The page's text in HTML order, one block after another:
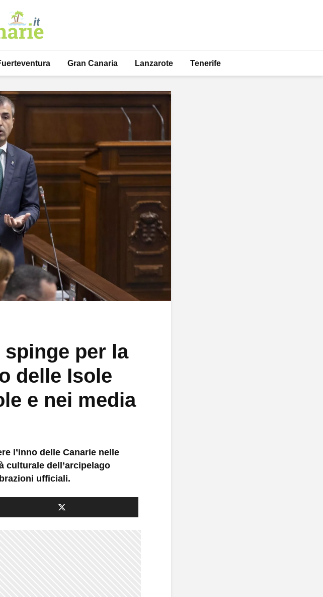
Gran Canaria Lanzarote Tenerife
per la
delle Isole
e nei media
l’inno delle Canarie nelle
culturale dell’arcipelago
ufficiali.